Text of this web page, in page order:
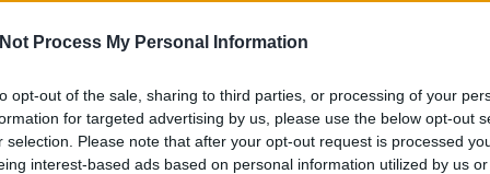
Process My Personal Information
opt-out of the sale, sharing to third parties, or processing of your
for targeted advertising by us, please use the below opt-out
selection. Please note that after your opt-out request is processed
interest-based ads based on personal information utilized by us
GYEREKKEL SZOKNYÁBAN
KÜLDJ FOTÓT